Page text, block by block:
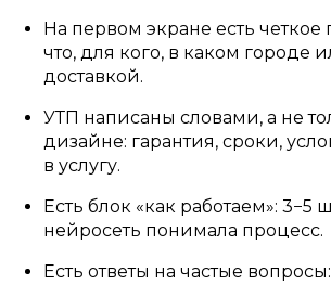
На первом экране есть
что, для кого, в каком городе
доставкой.
УТП написаны словами, а не
дизайне: гарантия, сроки,
в услугу.
Есть блок «как работаем»: 3−5
нейросеть понимала процесс.
Есть ответы на частые